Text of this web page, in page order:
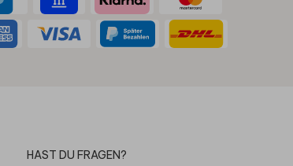
HAST DU FRAGEN?